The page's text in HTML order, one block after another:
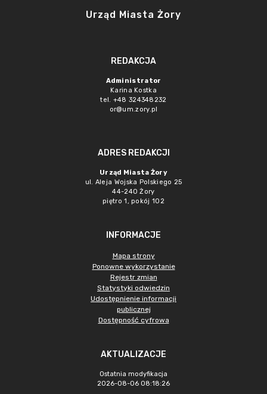
Urząd Miasta Żory
REDAKCJA
Administrator
Karina Kostka
tel. +48 324348232
or@um.zory.pl
ADRES REDAKCJI
Urząd Miasta Żory
ul. Aleja Wojska Polskiego 25
44-240 Żory
piętro 1, pokój 102
INFORMACJE
Mapa strony
Ponowne wykorzystanie
Rejestr zmian
Statystyki odwiedzin
Udostępnienie informacji
publicznej
Dostępność cyfrowa
AKTUALIZACJE
Ostatnia modyfikacja
2026-08-06 08:18:26